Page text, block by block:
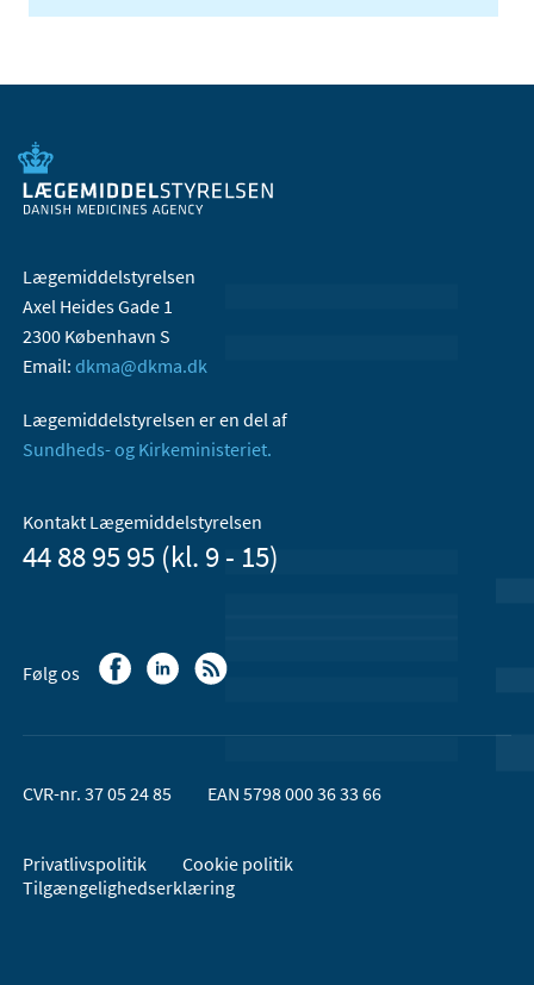
Lægemiddelstyrelsen
Axel Heides Gade 1
2300 København S
Email: dkma@dkma.dk
Lægemiddelstyrelsen er en del af
Sundheds- og Kirkeministeriet.
Kontakt Lægemiddelstyrelsen
44 88 95 95 (kl. 9 - 15)
Følg os
CVR-nr. 37 05 24 85 EAN 5798 000 36 33 66
Privatlivspolitik
Cookie politik
Tilgængelighedserklæring